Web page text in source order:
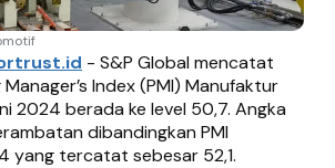
- S&P Global mencatat
Index (PMI) Manufaktur
2024 berada ke level 50,7. Angka
dibandingkan PMI
yang tercatat sebesar 52,1.